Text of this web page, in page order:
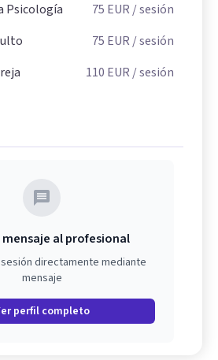
Psicología
75 EUR / sesión
75 EUR / sesión
110 EUR / sesión
mensaje al profesional
directamente mediante
mensaje
perfil completo